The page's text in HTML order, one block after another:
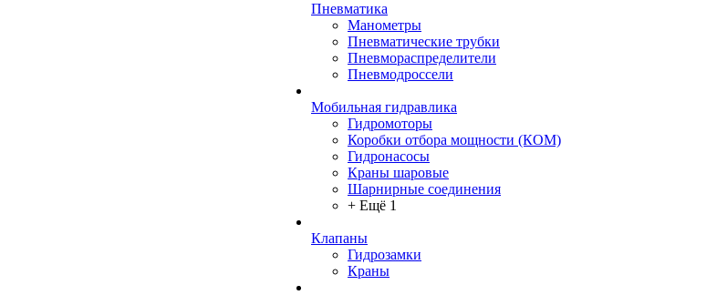
Пневматика
Манометры
Пневматические трубки
Пневмораспределители
Пневмодроссели
Мобильная гидравлика
Гидромоторы
Коробки отбора мощности (КОМ)
Гидронасосы
Краны шаровые
Шарнирные соединения
+ Ещё 1
Клапаны
Гидрозамки
Краны